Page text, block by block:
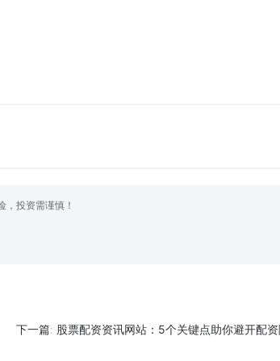
投资需谨慎！
下一篇: 股票配资资讯网站：5个关键点助你避开配